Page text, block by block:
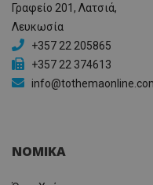
Γραφείο 201, Λατσιά,
Λευκωσία
+357 22 205865
+357 22 374613
ΝΟΜΙΚΑ